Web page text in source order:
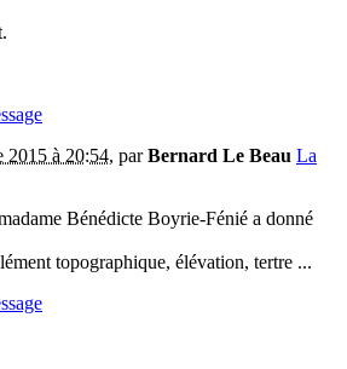
2015 à 20:54, parBernard Le Beau La
Bénédicte Boyrie-Fénié a donné
topographique, élévation, tertre ...